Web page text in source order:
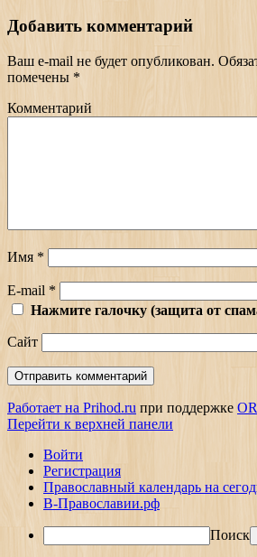
Добавить комментарий
Ваш e-mail не будет опубликован.
помечены *
Комментарий
Имя *
E-mail *
Нажмите галочку (защита от
Сайт
Работает на Prihod.ru при поддержке
Перейти к верхней панели
Войти
Регистрация
Православный календарь на
В-Православии.рф
Поиск